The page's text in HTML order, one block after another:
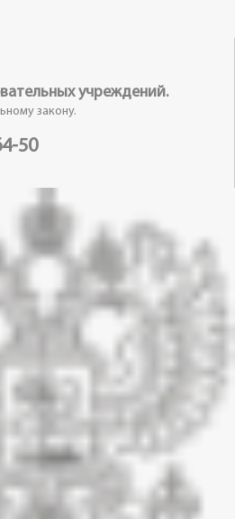
учреждений.
закону.
50